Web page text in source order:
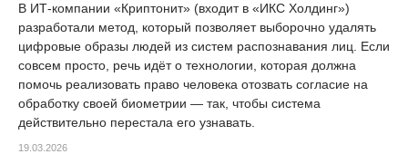
В ИТ-компании «Криптонит» (входит в «ИКС Холдинг»)
разработали метод, который позволяет выборочно удалять
цифровые образы людей из систем распознавания лиц. Если
совсем просто, речь идёт о технологии, которая должна
помочь реализовать право человека отозвать согласие на
обработку своей биометрии — так, чтобы система
действительно перестала его узнавать.
19.03.2026